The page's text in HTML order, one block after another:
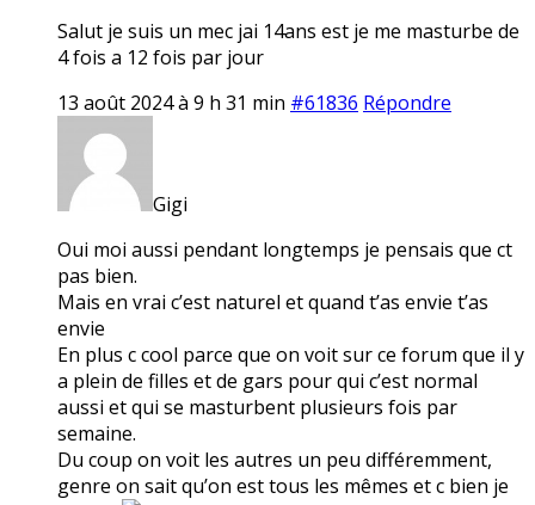
Salut je suis un mec jai 14ans est je me masturbe de
4 fois a 12 fois par jour
13 août 2024 à 9 h 31 min #61836 Répondre
Gigi
Oui moi aussi pendant longtemps je pensais que ct
pas bien.
Mais en vrai c’est naturel et quand t’as envie t’as
envie
En plus c cool parce que on voit sur ce forum que il y
a plein de filles et de gars pour qui c’est normal
aussi et qui se masturbent plusieurs fois par
semaine.
Du coup on voit les autres un peu différemment,
genre on sait qu’on est tous les mêmes et c bien je